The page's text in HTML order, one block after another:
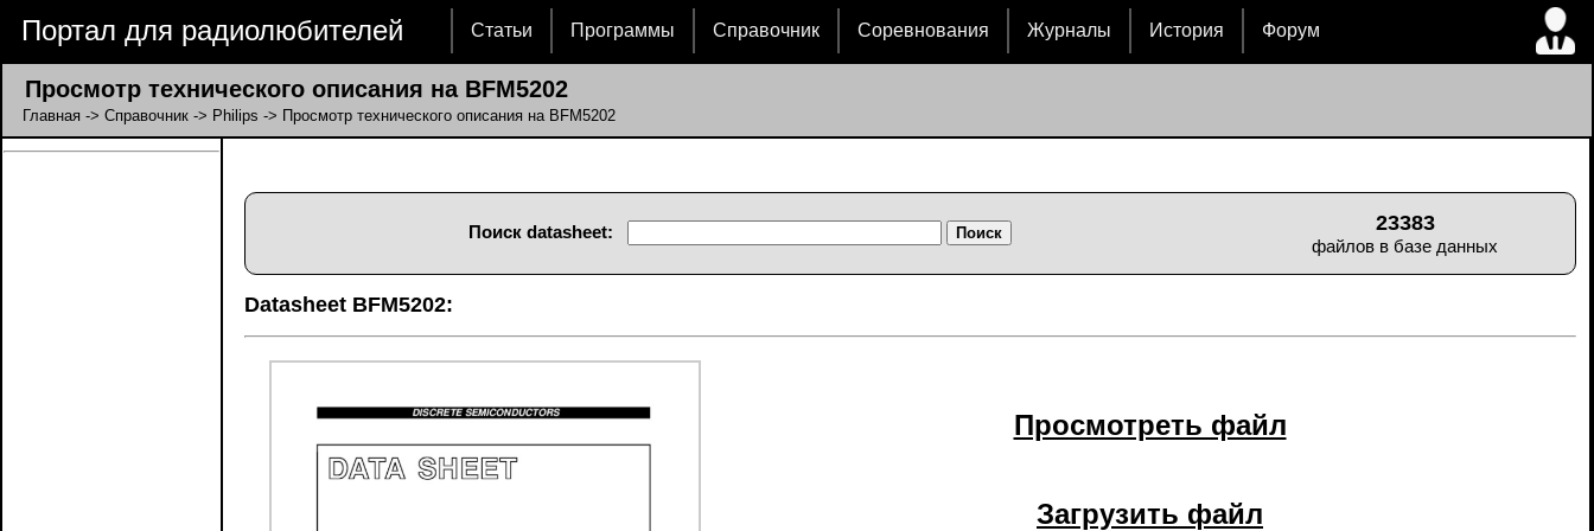
Портал для радиолюбителей Статьи Программы Справочник Соревнования Журналы История Форум
Просмотр технического описания на BFM5202
Главная -> Справочник -> Philips -> Просмотр технического описания на BFM5202
Поиск datasheet: 23383
файлов в базе данных
Datasheet BFM5202:
Просмотреть файл
Загрузить файл